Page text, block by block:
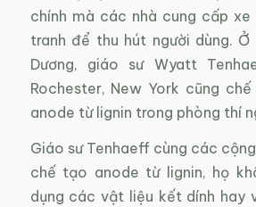
chính mà các nhà cung cấp xe
tranh để thu hút người dùng.
Dương, giáo sư Wyatt
Rochester, New York cũng
anode từ lignin trong phòng thí
Giáo sư Tenhaeff cùng các
chế tạo anode từ lignin, họ
dụng các vật liệu kết dính hay